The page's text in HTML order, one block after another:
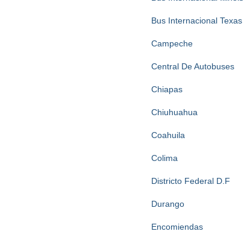
Bus Internacional Texas
Campeche
Central De Autobuses
Chiapas
Chiuhuahua
Coahuila
Colima
Districto Federal D.F
Durango
Encomiendas